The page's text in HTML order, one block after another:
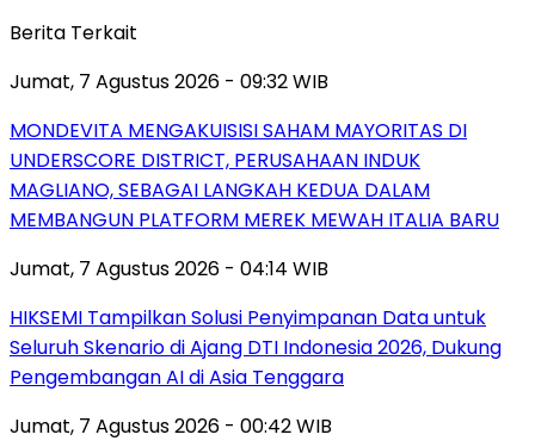
Berita Terkait
Jumat, 7 Agustus 2026 - 09:32 WIB
MONDEVITA MENGAKUISISI SAHAM MAYORITAS DI
UNDERSCORE DISTRICT, PERUSAHAAN INDUK
MAGLIANO, SEBAGAI LANGKAH KEDUA DALAM
MEMBANGUN PLATFORM MEREK MEWAH ITALIA BARU
Jumat, 7 Agustus 2026 - 04:14 WIB
HIKSEMI Tampilkan Solusi Penyimpanan Data untuk
Seluruh Skenario di Ajang DTI Indonesia 2026, Dukung
Pengembangan AI di Asia Tenggara
Jumat, 7 Agustus 2026 - 00:42 WIB